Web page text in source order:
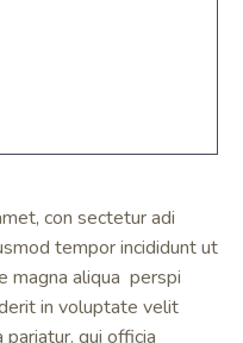
con sectetur adi
tempor incididunt ut
magna aliqua perspi
in voluptate velit
qui officia